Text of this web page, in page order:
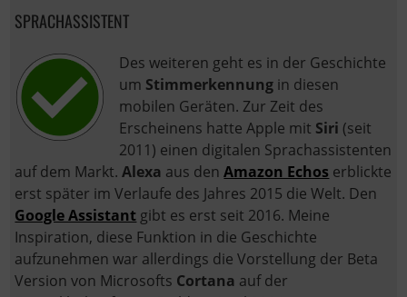
SPRACHASSISTENT
Des weiteren geht es in der Geschichte
um Stimmerkennung in diesen
mobilen Geräten. Zur Zeit des
Erscheinens hatte Apple mit Siri (seit
2011) einen digitalen Sprachassistenten
auf dem Markt.Alexa aus denAmazon Echos erblickte
erst später im Verlaufe des Jahres 2015 die Welt. Den
Google Assistant gibt es erst seit 2016. Meine
Inspiration, diese Funktion in die Geschichte
aufzunehmen war allerdings die Vorstellung der Beta
Version von Microsofts Cortana auf der